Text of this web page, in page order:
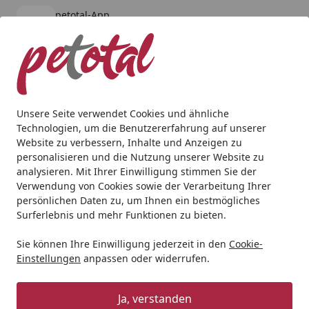
Unsere Seite verwendet Cookies und ähnliche
Technologien, um die Benutzererfahrung auf unserer
Website zu verbessern, Inhalte und Anzeigen zu
personalisieren und die Nutzung unserer Website zu
analysieren. Mit Ihrer Einwilligung stimmen Sie der
Verwendung von Cookies sowie der Verarbeitung Ihrer
persönlichen Daten zu, um Ihnen ein bestmögliches
Surferlebnis und mehr Funktionen zu bieten.
Sie können Ihre Einwilligung jederzeit in den Cookie-
Einstellungen anpassen oder widerrufen.
Ja, verstanden
petotal-App
kostenlos - Im App Store
Alle Produkte
Mein Konto
Suchen
Startseite
Katze Kratzbäume & -bretter NOBBY Kratztonne
NOBBY Kratztonne "ADRA I"
dunkelgrau 38 x 38 x 50 cm